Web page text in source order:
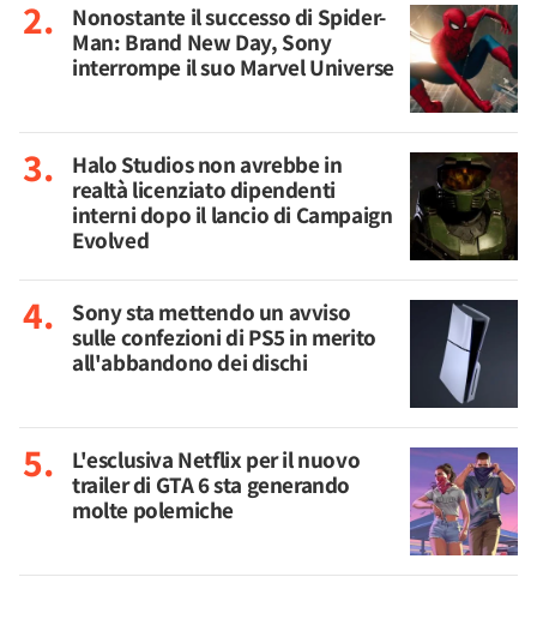
Nonostante il successo di Spider-
Man: Brand New Day, Sony
interrompe il suo Marvel Universe
Halo Studios non avrebbe in
realtà licenziato dipendenti
interni dopo il lancio di Campaign
Evolved
Sony sta mettendo un avviso
sulle confezioni di PS5 in merito
all'abbandono dei dischi
L'esclusiva Netflix per il nuovo
trailer di GTA 6 sta generando
molte polemiche